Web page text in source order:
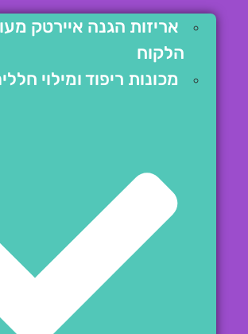
אריזות הגנה איירטק
הלקוח
מכונות ריפוד ומילוי חללים